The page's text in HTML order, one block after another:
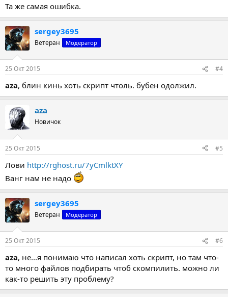
Та же самая ошибка.
sergey3695
Ветеран Модератор
25 Окт 2015 #4
aza, блин кинь хоть скрипт чтоль. бубен одолжил.
aza
Новичок
25 Окт 2015 #5
Лови http://rghost.ru/7yCmlktXY
Ванг нам не надо
sergey3695
Ветеран Модератор
25 Окт 2015 #6
aza, не...я понимаю что написал хоть скрипт, но там что-
то много файлов подбирать чтоб скомпилить. можно ли
как-то решить эту проблему?